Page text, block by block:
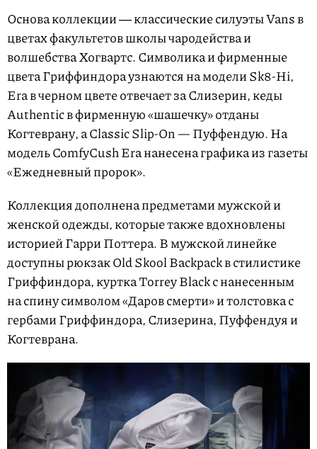
Основа коллекции ― классические силуэты Vans в
цветах факультетов школы чародейства и
волшебства Хогвартс. Символика и фирменные
цвета Гриффиндора узнаются на модели Sk8-Hi,
Era в черном цвете отвечает за Слизерин, кеды
Authentic в фирменную «шашечку» отданы
Когтеврану, а Classic Slip-On — Пуффендую. На
модель ComfyCush Era нанесена графика из газеты
«Ежедневный пророк».
Коллекция дополнена предметами мужской и
женской одежды, которые также вдохновлены
историей Гарри Поттера. В мужской линейке
доступны рюкзак Old Skool Backpack в стилистике
Гриффиндора, куртка Torrey Black с нанесенным
на спину символом «Даров смерти» и толстовка с
гербами Гриффиндора, Слизерина, Пуффендуя и
Когтеврана.